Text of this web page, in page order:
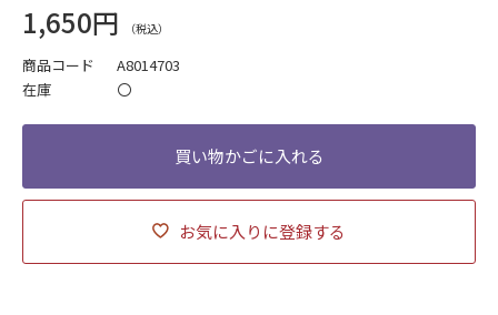
1,650円
商品コード
A8014703
在庫
〇
お気に入りに登録する